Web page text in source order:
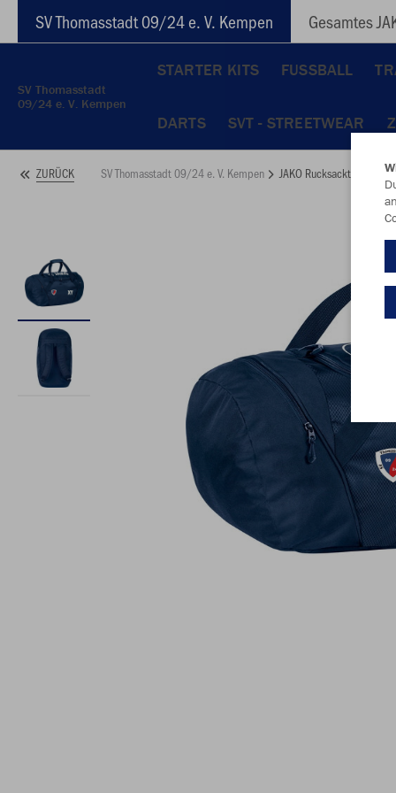
SV Thomasstadt 09/24 e. V. Kempen Gesamtes
SV Thomasstadt
09/24 e. V. Kempen
STARTER KITS FUSSBALL
DARTS SVT - STREETWEAR
ZURÜCK SV Thomasstadt 09/24 e. V. Kempen JAKO Rucksacktasche